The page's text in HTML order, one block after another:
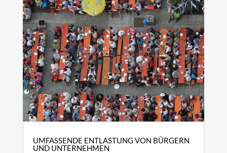
UMFASSENDE ENTLASTUNG VON BÜRGERN
UND UNTERNEHMEN